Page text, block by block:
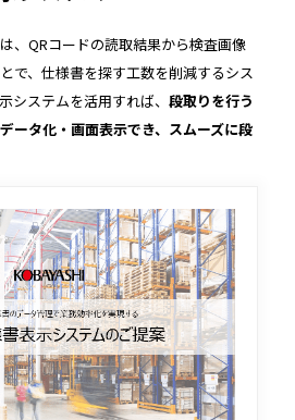
、QRコードの読取結果から検査画像
で、仕様書を探す工数を削減するシス
システムを活用すれば、 段取りを行う
ータ化・画面表示でき、スムーズに段